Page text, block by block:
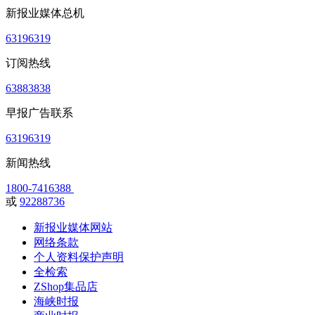
新报业媒体总机
63196319
订阅热线
63883838
早报广告联系
63196319
新闻热线
1800-7416388
或 92288736
新报业媒体网站
网络条款
个人资料保护声明
全检索
ZShop集品店
海峡时报